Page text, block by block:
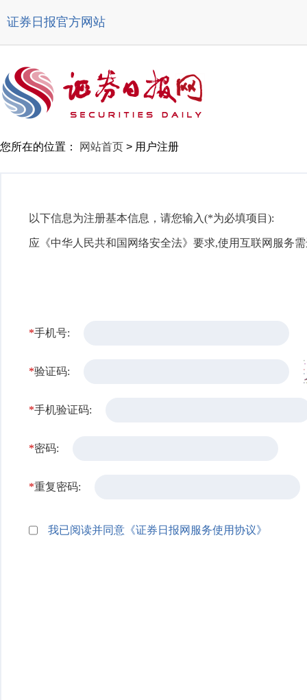
证券日报官方网站
您所在的位置： 网站首页 > 用户注册
以下信息为注册基本信息，请您输入(*为必填项目):
应《中华人民共和国网络安全法》要求,使用互联网服务
*手机号:
*验证码:
*手机验证码:
*密码:
*重复密码:
我已阅读并同意《证券日报网服务使用协议》